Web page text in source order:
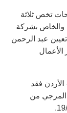
تخص ثلاثة
والخاص بشركة
تعيين عبد الرحمن
فقد
المرجي من